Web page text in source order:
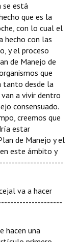
se está
que es la
con lo cual el
hecho con las
y el proceso
de Manejo de
que
tanto desde la
a vivir dentro
consensuado.
creemos que
estar
de Manejo y el
este ámbito y
va a hacer
hacen una